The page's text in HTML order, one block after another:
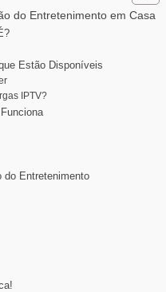
do Entretenimento em Casa
Estão Disponíveis
IPTV?
do Entretenimento